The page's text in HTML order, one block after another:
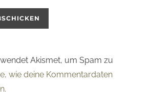
Akismet, um Spam zu
wie deine Kommentardaten